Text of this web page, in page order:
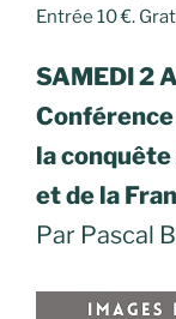
Entrée 10 €.
SAMEDI 2
Conférence
la
et de la
Par Pascal